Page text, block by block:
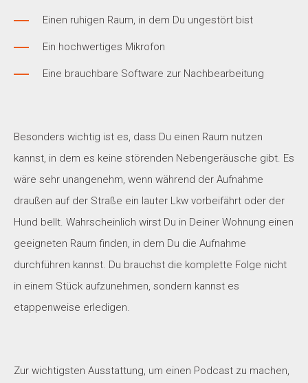
Einen ruhigen Raum, in dem Du ungestört bist
Ein hochwertiges Mikrofon
Eine brauchbare Software zur Nachbearbeitung
Besonders wichtig ist es, dass Du einen Raum nutzen
kannst, in dem es keine störenden Nebengeräusche gibt. Es
wäre sehr unangenehm, wenn während der Aufnahme
draußen auf der Straße ein lauter Lkw vorbeifährt oder der
Hund bellt. Wahrscheinlich wirst Du in Deiner Wohnung einen
geeigneten Raum finden, in dem Du die Aufnahme
durchführen kannst. Du brauchst die komplette Folge nicht
in einem Stück aufzunehmen, sondern kannst es
etappenweise erledigen.
Zur wichtigsten Ausstattung, um einen Podcast zu machen,